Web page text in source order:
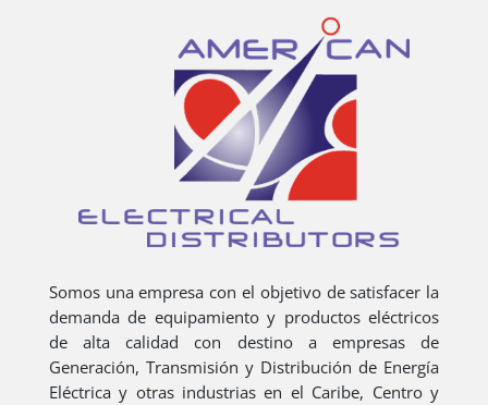
Somos una empresa con el objetivo de satisfacer la
demanda de equipamiento y productos eléctricos
de alta calidad con destino a empresas de
Generación, Transmisión y Distribución de Energía
Eléctrica y otras industrias en el Caribe, Centro y